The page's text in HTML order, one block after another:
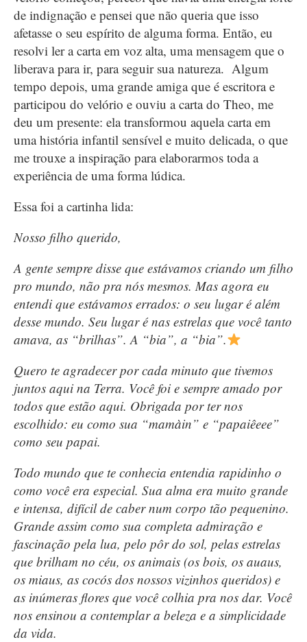
de indignação e pensei que não queria que isso
afetasse o seu espírito de alguma forma. Então, eu
resolvi ler a carta em voz alta, uma mensagem que o
liberava para ir, para seguir sua natureza. Algum
tempo depois, uma grande amiga que é escritora e
participou do velório e ouviu a carta do Theo, me
deu um presente: ela transformou aquela carta em
uma história infantil sensível e muito delicada, o que
me trouxe a inspiração para elaborarmos toda a
experiência de uma forma lúdica.
Essa foi a cartinha lida:
Nosso filho querido,
A gente sempre disse que estávamos criando um filho
pro mundo, não pra nós mesmos. Mas agora eu
entendi que estávamos errados: o seu lugar é além
desse mundo. Seu lugar é nas estrelas que você tanto
amava, as “brilhas”. A “bia”, a “bia”.
Quero te agradecer por cada minuto que tivemos
juntos aqui na Terra. Você foi e sempre amado por
todos que estão aqui. Obrigada por ter nos
escolhido: eu como sua “mamàin” e “papaiêeee”
como seu papai.
Todo mundo que te conhecia entendia rapidinho o
como você era especial. Sua alma era muito grande
e intensa, difícil de caber num corpo tão pequenino.
Grande assim como sua completa admiração e
fascinação pela lua, pelo pôr do sol, pelas estrelas
que brilham no céu, os animais (os bois, os auaus,
os miaus, as cocós dos nossos vizinhos queridos) e
as inúmeras flores que você colhia pra nos dar. Você
nos ensinou a contemplar a beleza e a simplicidade
da vida.